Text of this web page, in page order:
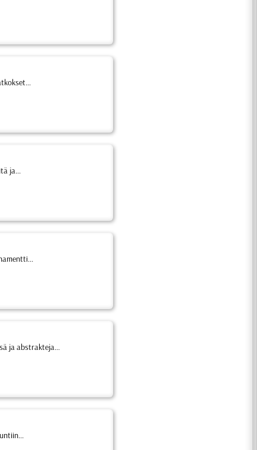
ja...
ja abstrakteja...